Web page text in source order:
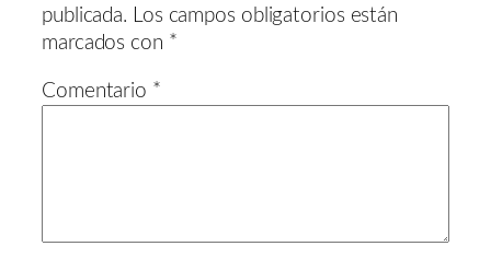
publicada. Los campos obligatorios están
marcados con *
Comentario *